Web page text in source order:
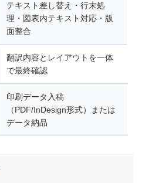
テキスト差し替え・行末処
理・図表内テキスト対応・版
面整合
翻訳内容とレイアウトを一体
で最終確認
印刷データ入稿
（PDF/InDesign形式）または
データ納品